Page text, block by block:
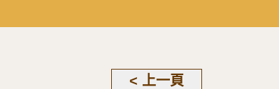
< 上一頁